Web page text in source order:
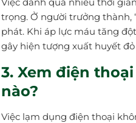
trọng. Ở người trưởng thành,
phát. Khi áp lực máu tăng
gây hiện tượng xuất huyết đỏ
3. Xem điện
nào?
Việc lạm dụng điện thoại